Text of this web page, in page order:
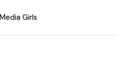
Girls